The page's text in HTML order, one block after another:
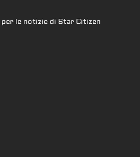
le notizie di Star Citizen